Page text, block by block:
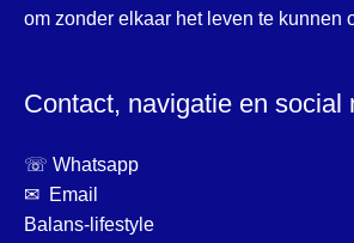
om zonder elkaar het leven te kunnen
Contact, navigatie en social
☏ Whatsapp
✉ Email
Balans-lifestyle